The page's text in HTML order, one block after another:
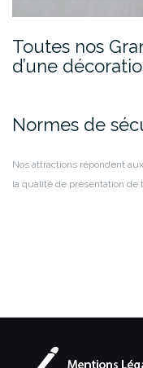
Toutes nos
d’une
Normes de
Nos attractions répondent
la qualité de présentation de